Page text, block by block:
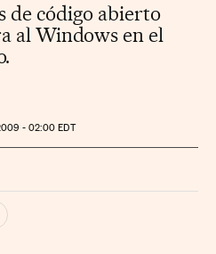
de código abierto
al Windows en el
- 02:00 EDT
Sociales